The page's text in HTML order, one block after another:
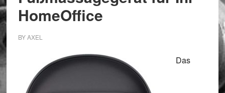
HomeOffice
BYAXEL
Das